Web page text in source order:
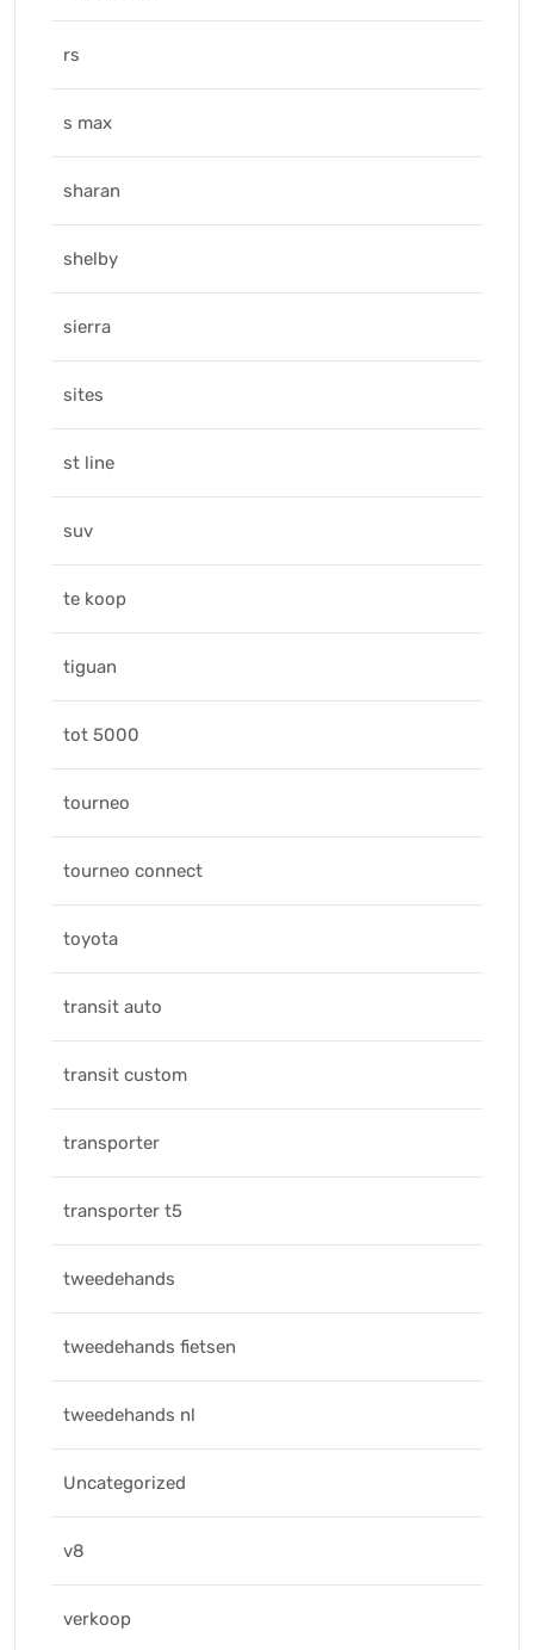
rs
s max
sharan
shelby
sierra
sites
st line
suv
te koop
tiguan
tot 5000
tourneo
tourneo connect
toyota
transit auto
transit custom
transporter
transporter t5
tweedehands
tweedehands fietsen
tweedehands nl
Uncategorized
v8
verkoop